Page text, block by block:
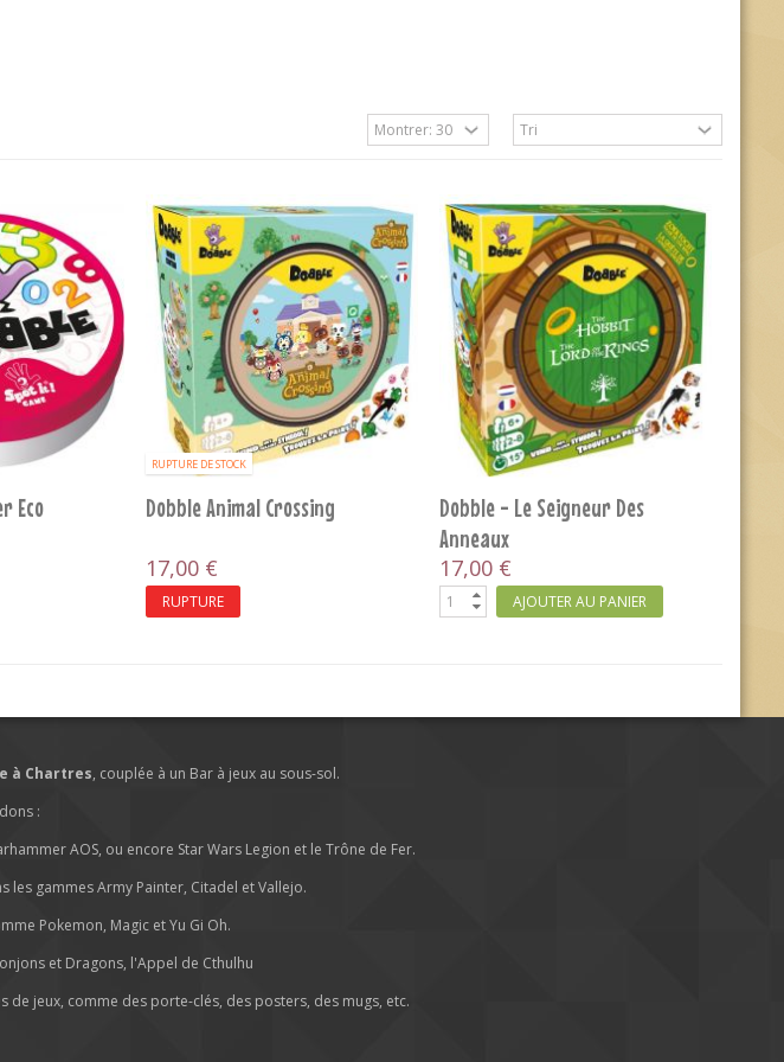
Eco
RUPTURE DE STOCK
Dobble Animal Crossing
17,00 €
RUPTURE
Dobble - Le Seigneur Des
Anneaux
17,00 €
AJOUTER AU PANIER
à Chartres, couplée à un Bar à jeux au sous-sol.
:
AOS, ou encore Star Wars Legion et le Trône de Fer.
gammes Army Painter, Citadel et Vallejo.
Pokemon, Magic et Yu Gi Oh.
et Dragons, l'Appel de Cthulhu
jeux, comme des porte-clés, des posters, des mugs, etc.